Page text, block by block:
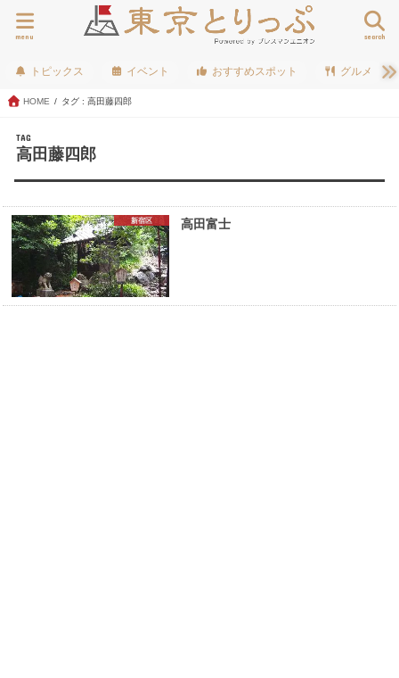
search
menu
トピックス イベント おすすめスポット グルメ
HOME タグ : 高田藤四郎
TAG
高田藤四郎
新宿区 高田富士